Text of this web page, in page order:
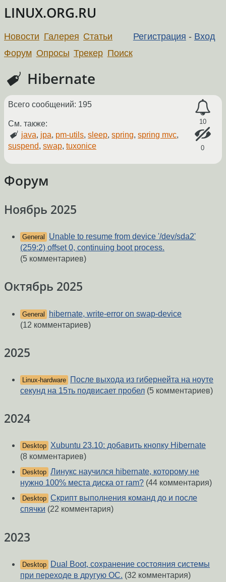
LINUX.ORG.RU
Регистрация - Вход
Новости Галерея Статьи
Форум Опросы Трекер Поиск
Hibernate
10
0
Всего сообщений: 195
См. также:
java, jpa, pm-utils,sleep,spring,spring mvc,
suspend, swap, tuxonice
Форум
Ноябрь 2025
General
Unable to resume from device '/dev/sda2'
(259:2) offset 0, continuing boot process.
(5 комментариев)
Октябрь 2025
General
hibernate, write-error on swap-device
(12 комментариев)
2025
Linux-hardware
После выхода из гибернейта на ноуте
секунд на 15ть подвисает пробел (5 комментариев)
2024
Desktop Xubuntu 23.10: добавить кнопку Hibernate
(8 комментариев)
Desktop Линукс научился hibernate, которому не
нужно 100% места диска от ram? (44 комментария)
Desktop Скрипт выполнения команд до и после
спячки (22 комментария)
2023
Desktop
Dual Boot, сохранение состояния системы
при переходе в другую ОС. (32 комментария)